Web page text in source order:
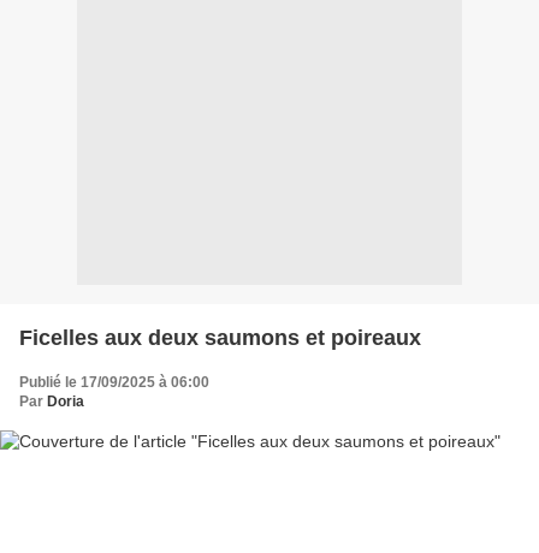
Ficelles aux deux saumons et poireaux
Publié le 17/09/2025 à 06:00
Par Doria